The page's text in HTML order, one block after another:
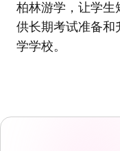
柏林游学 ，让学
供长期考试准备和
学学校。